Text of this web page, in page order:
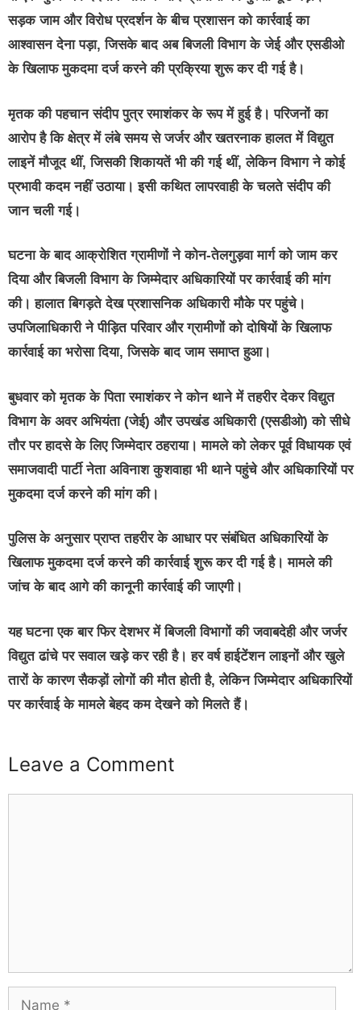
सड़क जाम और विरोध प्रदर्शन के बीच प्रशासन को कार्रवाई का
आश्वासन देना पड़ा, जिसके बाद अब बिजली विभाग के जेई और एसडीओ
के खिलाफ मुकदमा दर्ज करने की प्रक्रिया शुरू कर दी गई है।
मृतक की पहचान संदीप पुत्र रमाशंकर के रूप में हुई है। परिजनों का
आरोप है कि क्षेत्र में लंबे समय से जर्जर और खतरनाक हालत में विद्युत
लाइनें मौजूद थीं, जिसकी शिकायतें भी की गई थीं, लेकिन विभाग ने कोई
प्रभावी कदम नहीं उठाया। इसी कथित लापरवाही के चलते संदीप की
जान चली गई।
घटना के बाद आक्रोशित ग्रामीणों ने कोन-तेलगुड़वा मार्ग को जाम कर
दिया और बिजली विभाग के जिम्मेदार अधिकारियों पर कार्रवाई की मांग
की। हालात बिगड़ते देख प्रशासनिक अधिकारी मौके पर पहुंचे।
उपजिलाधिकारी ने पीड़ित परिवार और ग्रामीणों को दोषियों के खिलाफ
कार्रवाई का भरोसा दिया, जिसके बाद जाम समाप्त हुआ।
बुधवार को मृतक के पिता रमाशंकर ने कोन थाने में तहरीर देकर विद्युत
विभाग के अवर अभियंता (जेई) और उपखंड अधिकारी (एसडीओ) को सीधे
तौर पर हादसे के लिए जिम्मेदार ठहराया। मामले को लेकर पूर्व विधायक एवं
समाजवादी पार्टी नेता अविनाश कुशवाहा भी थाने पहुंचे और अधिकारियों पर
मुकदमा दर्ज करने की मांग की।
पुलिस के अनुसार प्राप्त तहरीर के आधार पर संबंधित अधिकारियों के
खिलाफ मुकदमा दर्ज करने की कार्रवाई शुरू कर दी गई है। मामले की
जांच के बाद आगे की कानूनी कार्रवाई की जाएगी।
यह घटना एक बार फिर देशभर में बिजली विभागों की जवाबदेही और जर्जर
विद्युत ढांचे पर सवाल खड़े कर रही है। हर वर्ष हाईटेंशन लाइनों और खुले
तारों के कारण सैकड़ों लोगों की मौत होती है, लेकिन जिम्मेदार अधिकारियों
पर कार्रवाई के मामले बेहद कम देखने को मिलते हैं।
Leave a Comment